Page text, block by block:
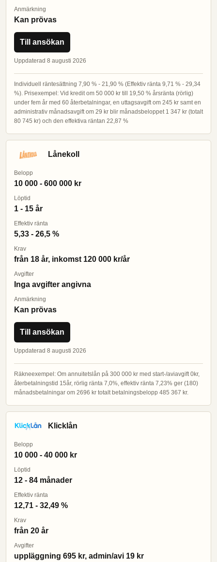
Anmärkning
Kan prövas
Till ansökan
Uppdaterad 8 augusti 2026
Individuell räntesättning 7,90 % - 21,90 % (Effektiv ränta 9,71 % - 29,34
%). Prisexempel: Vid kredit om 50 000 kr till 19,50 % årsränta (rörlig)
under fem år med 60 återbetalningar, en uttagsavgift om 245 kr samt en
administrativ månadsavgift om 29 kr blir månadsbeloppet 1 347 kr (totalt
80 745 kr) och den effektiva räntan 22,87 %
Lånekoll
Belopp
10 000 - 600 000 kr
Löptid
1 - 15 år
Effektiv ränta
5,33 - 26,5 %
Krav
från 18 år, inkomst 120 000 kr/år
Avgifter
Inga avgifter angivna
Anmärkning
Kan prövas
Till ansökan
Uppdaterad 8 augusti 2026
Räkneexempel: Om annuitetslån på 300 000 kr med start-/aviavgift 0kr,
återbetalningstid 15år, rörlig ränta 7,0%, effektiv ränta 7,23% ger (180)
månadsbetalningar om 2696 kr totalt betalningsbelopp 485 367 kr.
Klicklån
Belopp
10 000 - 40 000 kr
Löptid
12 - 84 månader
Effektiv ränta
12,71 - 32,49 %
Krav
från 20 år
Avgifter
uppläggning 695 kr, admin/avi 19 kr